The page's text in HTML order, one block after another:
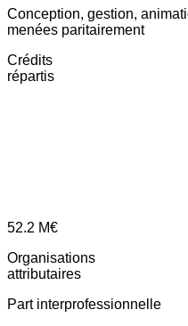
Conception, gestion,
menées paritairement
Crédits
répartis
52.2 M€
Organisations
attributaires
Part interprofessionnelle